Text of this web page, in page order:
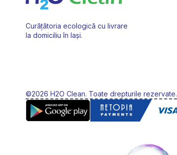
Curățătoria ecologică cu livrare
la domiciliu în Iași.
©2026 H2O Clean. Toate drepturile rezervate.